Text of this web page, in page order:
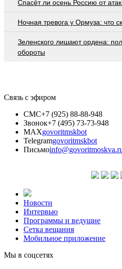
Спасёт ли осень Россию от
Ночная тревога у Ормуза: что
Зеленского лишают ордена:
обороты
Связь с эфиром
СМС+7 (925) 88-88-948
Звонок+7 (495) 73-73-948
MAXgovoritmskbot
Telegramgovoritmskbot
Письмо
Новости
Интервью
Программы и ведущие
Сетка вещания
Мобильное приложение
Мы в соцсетях